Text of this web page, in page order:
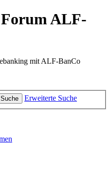
ALF-
mit ALF-BanCo
Suche Erweiterte Suche